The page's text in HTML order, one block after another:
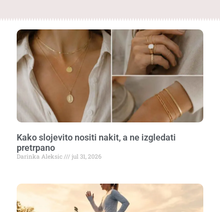
Kako slojevito nositi nakit, a ne izgledati
pretrpano
Darinka Aleksic jul 31, 2026